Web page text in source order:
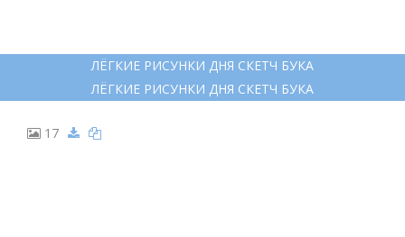
ЛЁГКИЕ РИСУНКИ ДНЯ СКЕТЧ БУКА
ЛЁГКИЕ РИСУНКИ ДНЯ СКЕТЧ БУКА
17